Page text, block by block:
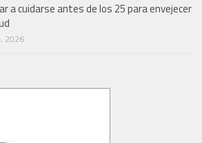
a cuidarse antes de los 25 para envejecer
2026